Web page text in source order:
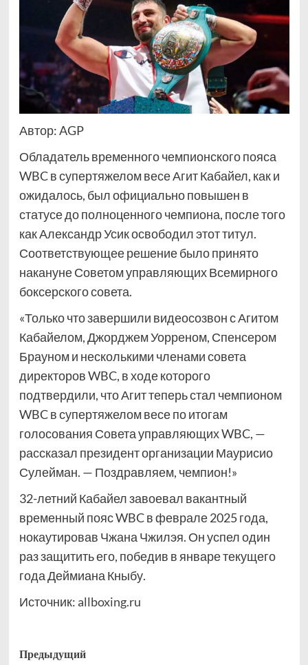
Автор: AGP
Обладатель временного чемпионского пояса
WBC в супертяжелом весе Агит Кабайел, как и
ожидалось, был официально повышен в
статусе до полноценного чемпиона, после того
как Александр Усик освободил этот титул.
Соответствующее решение было принято
накануне Советом управляющих Всемирного
боксерского совета.
«Только что завершили видеосозвон с Агитом
Кабайелом, Джорджем Уорреном, Спенсером
Брауном и несколькими членами совета
директоров WBC, в ходе которого
подтвердили, что Агит теперь стал чемпионом
WBC в супертяжелом весе по итогам
голосования Совета управляющих WBC, —
рассказал президент организации Маурисио
Сулейман. — Поздравляем, чемпион!»
32-летний Кабайел завоевал вакантный
временный пояс WBC в феврале 2025 года,
нокаутировав Чжана Чжилэя. Он успел один
раз защитить его, победив в январе текущего
года Деймиана Кныбу.
Источник: allboxing.ru
Навигация
Предыдущий